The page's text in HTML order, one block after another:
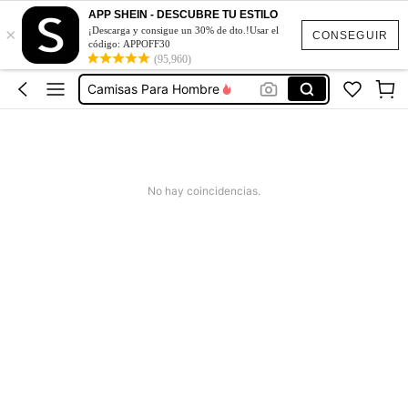
CONSEGUIR
×
APP SHEIN - DESCUBRE TU ESTILO
¡Descarga y consigue un 30% de dto.!Usar el
código: APPOFF30
(95,960)
Shorts De Hombre
Pantalones De Hombre
Camisas Para Hombre
Ropa De Hombre
No hay coincidencias.